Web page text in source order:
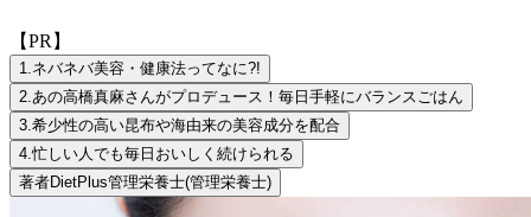
【PR】
1.ネバネバ美容・健康法ってなに?!
2.あの高橋真麻さんがプロデュース！毎日手軽にバランスごはん
3.希少性の高い昆布や海由来の美容成分を配合
4.忙しい人でも毎日おいしく続けられる
著者DietPlus管理栄養士(管理栄養士)